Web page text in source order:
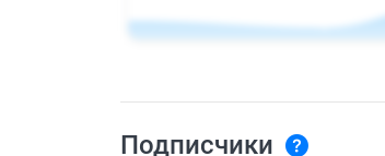
Подписчики